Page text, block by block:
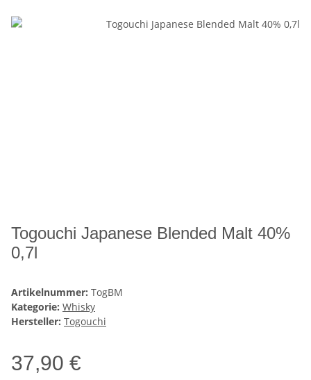
Togouchi Japanese Blended Malt 40%
0,7l
Artikelnummer: TogBM
Kategorie: Whisky
Hersteller: Togouchi
37,90 €